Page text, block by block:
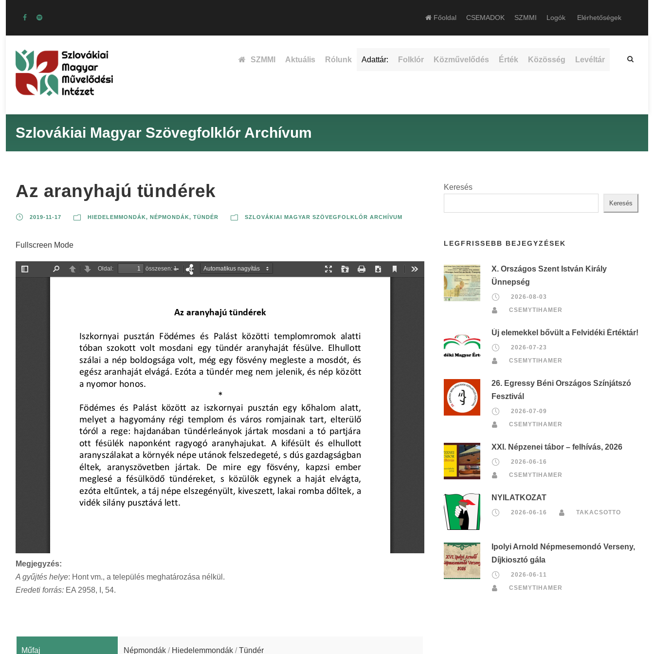
Főoldal CSEMADOK SZMMI Logók Elérhetőségek
SZMMI Aktuális Rólunk Adattár: Folklór Közművelődés Érték Közösség Levéltár
Szlovákiai Magyar Szövegfolklór Archívum
Az aranyhajú tündérek
2019-11-17 HIEDELEMMONDÁK, NÉPMONDÁK, TÜNDÉR SZLOVÁKIAI MAGYAR SZÖVEGFOLKLÓR ARCHÍVUM
Fullscreen Mode
Megjegyzés:
A gyűjtés helye: Hont vm., a település meghatározása nélkül.
Eredeti forrás: EA 2958, I, 54.
Műfaj Népmondák / Hiedelemmondák /Tündér
Keresés
Keresés
LEGFRISSEBB BEJEGYZÉSEK
X. Országos Szent István Király
Ünnepség
2026-08-03
CSEMYTIHAMER
Új elemekkel bővült a Felvidéki Értéktár!
2026-07-23
CSEMYTIHAMER
26. Egressy Béni Országos Színjátszó
Fesztivál
2026-07-09
CSEMYTIHAMER
XXI. Népzenei tábor – felhívás, 2026
2026-06-16
CSEMYTIHAMER
NYILATKOZAT
2026-06-16 TAKACSOTTO
Ipolyi Arnold Népmesemondó Verseny,
Díjkiosztó gála
2026-06-11
CSEMYTIHAMER